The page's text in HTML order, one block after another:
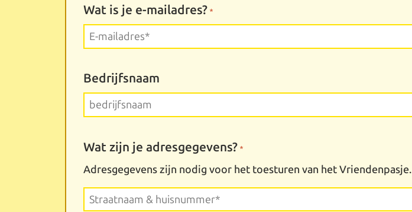
Voornaam*
Wat is je e-mailadres? *
Bedrijfsnaam
Wat zijn je adresgegevens? *
Adresgegevens zijn nodig voor het toesturen van het Vriendenpasje.